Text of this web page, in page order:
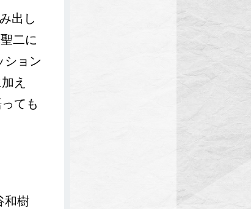
出し
二に
ション
え
ても
和樹